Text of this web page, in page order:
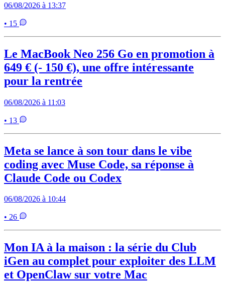
06/08/2026 à 13:37
• 15
Le MacBook Neo 256 Go en promotion à
649 € (- 150 €), une offre intéressante
pour la rentrée
06/08/2026 à 11:03
• 13
Meta se lance à son tour dans le vibe
coding avec Muse Code, sa réponse à
Claude Code ou Codex
06/08/2026 à 10:44
• 26
Mon IA à la maison : la série du Club
iGen au complet pour exploiter des LLM
et OpenClaw sur votre Mac